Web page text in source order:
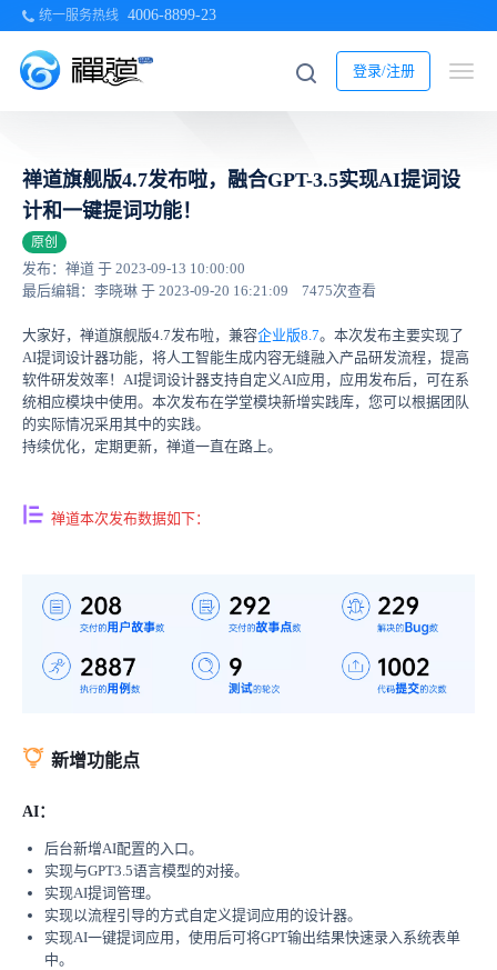
统一服务热线 4006-8899-23
登录/注册
禅道旗舰版4.7发布啦，融合GPT-3.5实现AI提词设
计和一键提词功能！
原创
发布：禅道 于 2023-09-13 10:00:00
最后编辑：李晓琳 于 2023-09-20 16:21:09
7475次查看
大家好，禅道旗舰版4.7发布啦，兼容企业版8.7。本次发布主要实现了
AI提词设计器功能，将人工智能生成内容无缝融入产品研发流程，提高
软件研发效率！AI提词设计器支持自定义AI应用，应用发布后，可在系
统相应模块中使用。本次发布在学堂模块新增实践库，您可以根据团队
的实际情况采用其中的实践。
持续优化，定期更新，禅道一直在路上。
禅道本次发布数据如下：
新增功能点
AI：
后台新增AI配置的入口。
实现与GPT3.5语言模型的对接。
实现AI提词管理。
实现以流程引导的方式自定义提词应用的设计器。
实现AI一键提词应用，使用后可将GPT输出结果快速录入系统表单
中。